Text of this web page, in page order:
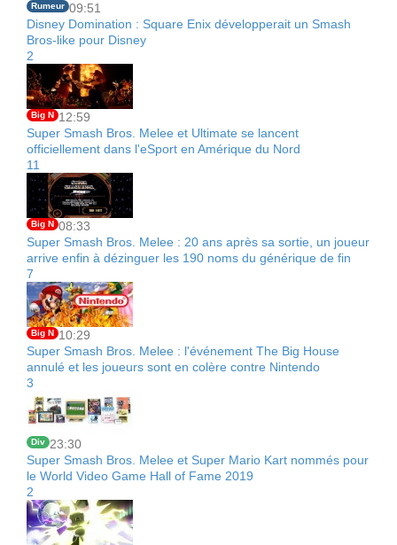
Rumeur 09:51
Disney Domination : Square Enix développerait un Smash
Bros-like pour Disney
2
Big N 12:59
Super Smash Bros. Melee et Ultimate se lancent
officiellement dans l'eSport en Amérique du Nord
11
Big N 08:33
Super Smash Bros. Melee : 20 ans après sa sortie, un joueur
arrive enfin à dézinguer les 190 noms du générique de fin
7
Big N 10:29
Super Smash Bros. Melee : l'événement The Big House
annulé et les joueurs sont en colère contre Nintendo
3
Div 23:30
Super Smash Bros. Melee et Super Mario Kart nommés pour
le World Video Game Hall of Fame 2019
2